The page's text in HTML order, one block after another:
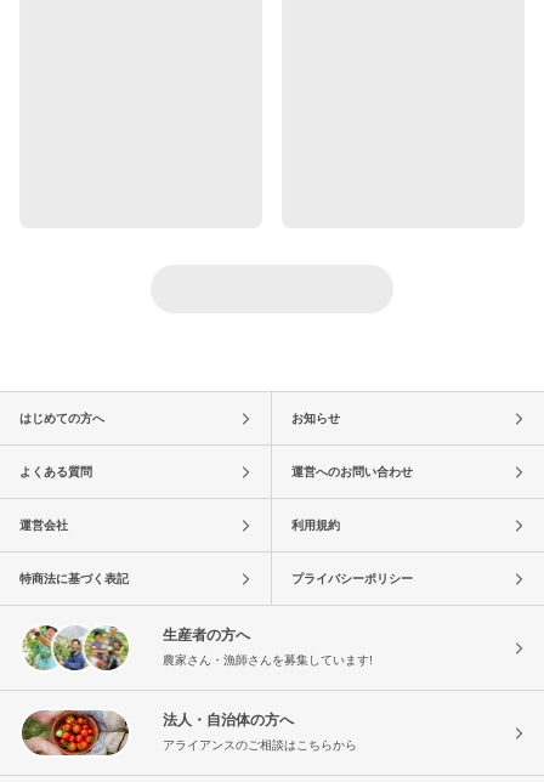
はじめての方へ お知らせ
よくある質問 運営へのお問い合わせ
運営会社 利用規約
特商法に基づく表記 プライバシーポリシー
生産者の方へ
農家さん・漁師さんを募集しています!
法人・自治体の方へ
アライアンスのご相談はこちらから